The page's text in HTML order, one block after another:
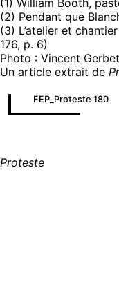
(1) William Booth,
(2) Pendant que
(3) L’atelier et
176, p. 6)
Photo : Vincent Gerbet
Un article extrait de
FEP_Proteste 180
Proteste